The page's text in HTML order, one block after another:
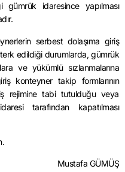
gümrük idaresince yapılması
serbest dolaşıma giriş
edildiği durumlarda, gümrük
ve yükümlü sızlanmalarına
konteyner takip formlarının
rejimine tabi tutulduğu veya
tarafından kapatılması
Mustafa GÜMÜŞ